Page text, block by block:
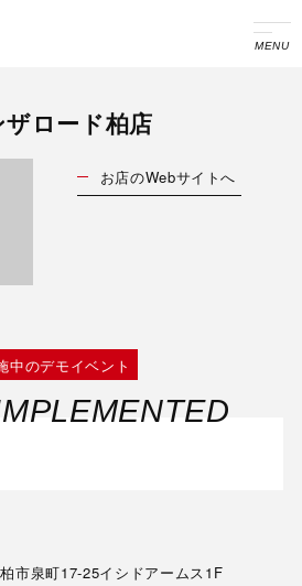
MENU
ザロード柏店
お店のWebサイトへ
中のデモイベント
市泉町17-25イシドアームス1F